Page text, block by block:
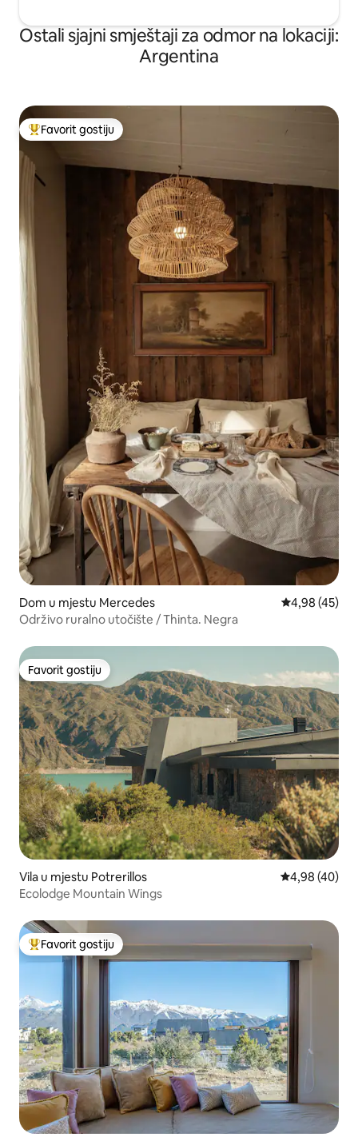
Ostali sjajni smještaji za odmor na lokaciji:
Argentina
Glavni favorit gostiju
Favorit gostiju
Dom u mjestu Mercedes Prosječna
4,98 (45)
Održivo ruralno utočište / Thinta. Negra
Favorit gostiju
Favorit gostiju
Vila u mjestu Potrerillos Prosječna
4,98 (40)
Ecolodge Mountain Wings
Glavni favorit gostiju
Favorit gostiju